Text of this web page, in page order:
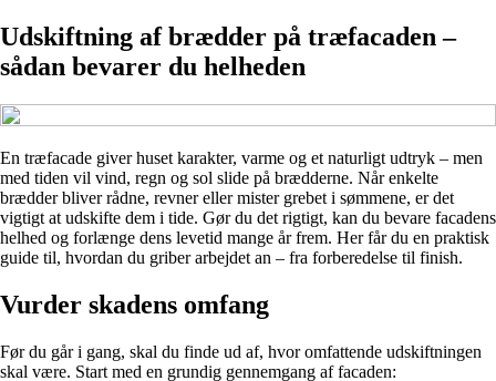
Udskiftning af brædder på træfacaden –
sådan bevarer du helheden
En træfacade giver huset karakter, varme og et naturligt udtryk – men
med tiden vil vind, regn og sol slide på brædderne. Når enkelte
brædder bliver rådne, revner eller mister grebet i sømmene, er det
vigtigt at udskifte dem i tide. Gør du det rigtigt, kan du bevare facadens
helhed og forlænge dens levetid mange år frem. Her får du en praktisk
guide til, hvordan du griber arbejdet an – fra forberedelse til finish.
Vurder skadens omfang
Før du går i gang, skal du finde ud af, hvor omfattende udskiftningen
skal være. Start med en grundig gennemgang af facaden: